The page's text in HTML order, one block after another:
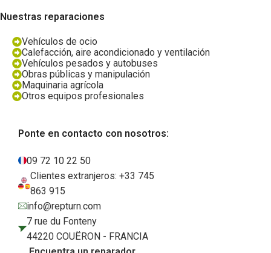
Nuestras reparaciones
Vehículos de ocio
Calefacción, aire acondicionado y ventilación
Vehículos pesados y autobuses
Obras públicas y manipulación
Maquinaria agrícola
Otros equipos profesionales
Ponte en contacto con nosotros:
09 72 10 22 50
Clientes extranjeros: +33 745
863 915
info@repturn.com
7 rue du Fonteny
44220 COUËRON - FRANCIA